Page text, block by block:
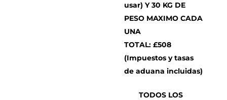
usar) Y 30 KG DE
PESO MAXIMO CADA
UNA
TOTAL: £508
(Impuestos y tasas
de aduana incluidas)
TODOS LOS